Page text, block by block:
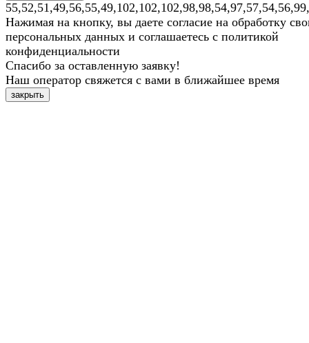
Нажимая на кнопку, вы даете согласие на обработку
персональных данных и соглашаетесь с политикой
конфиденциальности
Спасибо за оставленную заявку!
Наш оператор свяжется с вами в ближайшее время
закрыть